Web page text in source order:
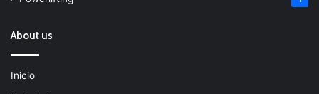
About us
Inicio